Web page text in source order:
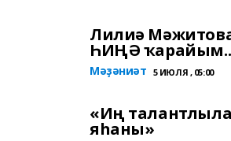
Лилиә
ҺИҢӘ
Мәҙәниәт 5 ИЮЛЯ , 05:00
«Иң
яһаны»